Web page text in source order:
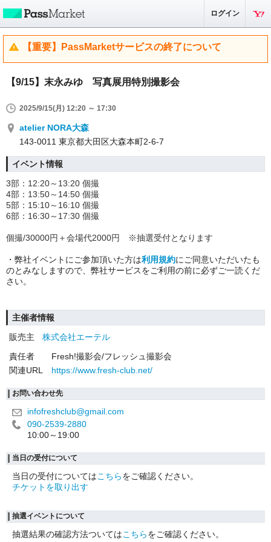
ログイン
【重要】PassMarketサービスの終了について
【9/15】末永みゆ 写真展用特別撮影会
2025/9/15(月) 12:20 ～ 17:30
atelier NORA大森
143-0011 東京都大田区大森本町2-6-7
イベント情報
3部：12:20～13:20 個撮
4部：13:50～14:50 個撮
5部：15:10～16:10 個撮
6部：16:30～17:30 個撮
個撮/30000円＋会場代2000円 ※抽選受付となります
・弊社イベントにご参加頂いた方は利用規約にご同意いただいたも
のとみなしますので、弊社サービスをご利用の前に必ずご一読くだ
さい。
主催者情報
販売主
株式会社エーテル
責任者
Fresh!撮影会/フレッシュ撮影会
関連URL
https://www.fresh-club.net/
お問い合わせ先
infofreshclub@gmail.com
090-2539-2880
10:00～19:00
当日の受付について
当日の受付についてはこちらをご確認ください。
チケットを取り出す
抽選イベントについて
抽選結果の確認方法ついてはこちらをご確認ください。